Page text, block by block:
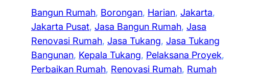
Bangun Rumah, Borongan, Harian, Jakarta
Jakarta Pusat, Jasa Bangun Rumah, Jasa
Renovasi Rumah, Jasa Tukang, Jasa Tukang
Bangunan, Kepala Tukang, Pelaksana Proyek
Perbaikan Rumah, Renovasi Rumah, Rumah